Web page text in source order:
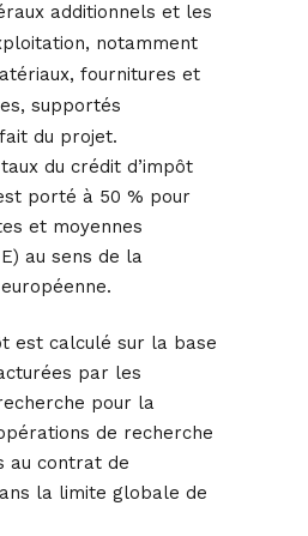
additionnels et les
notamment
fournitures et
supportés
du projet.
du crédit d’impôt
porté à 50 % pour
et moyennes
au sens de la
est calculé sur la base
par les
pour la
de recherche
au contrat de
la limite globale de